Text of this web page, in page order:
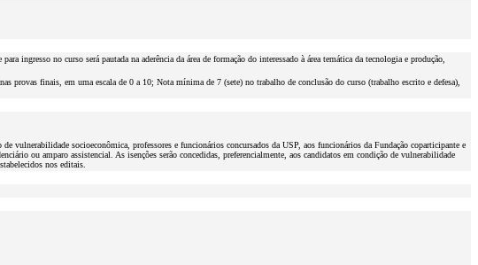
ingresso no curso será pautada na aderência da área de formação do interessado à área temática da tecnologia e produção,
provas finais, em uma escala de 0 a 10; Nota mínima de 7 (sete) no trabalho de conclusão do curso (trabalho escrito e defesa),
vulnerabilidade socioeconômica, professores e funcionários concursados da USP, aos funcionários da Fundação coparticipante e
ou amparo assistencial. As isenções serão concedidas, preferencialmente, aos candidatos em condição de vulnerabilidade
nos editais.